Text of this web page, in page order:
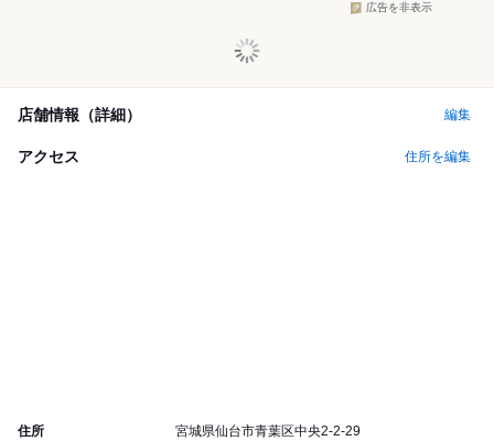
広告を非表示
店舗情報（詳細） 編集
アクセス 住所を編集
住所 宮城県仙台市青葉区中央2-2-29